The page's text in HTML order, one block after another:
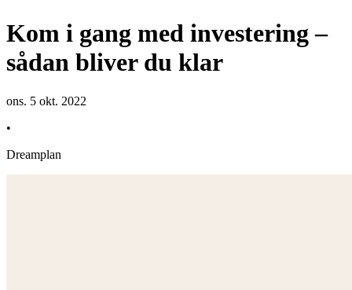
Kom i gang med investering –
sådan bliver du klar
ons. 5 okt. 2022
•
Dreamplan